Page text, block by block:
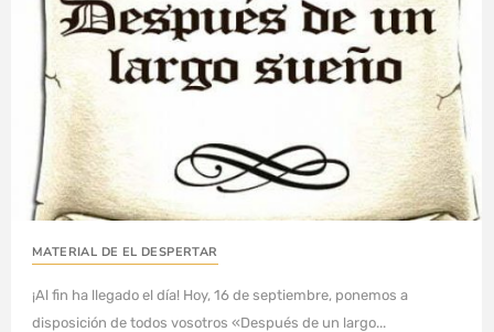
MATERIAL DE EL DESPERTAR
¡Al fin ha llegado el día! Hoy, 16 de septiembre, ponemos a
disposición de todos vosotros «Después de un largo...